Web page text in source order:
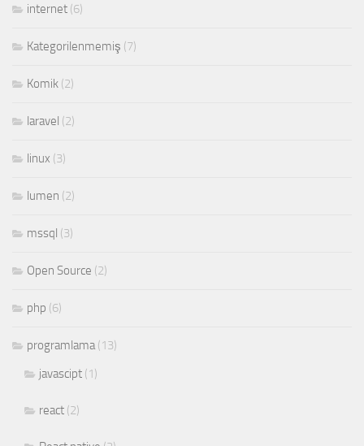
internet (6)
Kategorilenmemiş (7)
Komik (2)
laravel (2)
linux (3)
lumen (2)
mssql (3)
Open Source (2)
php (6)
programlama(13)
javascipt (1)
react (2)